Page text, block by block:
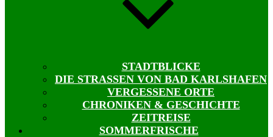
STADTBLICKE
DIE STRASSEN VON BAD KARLSHAFEN
VERGESSENE ORTE
CHRONIKEN & GESCHICHTE
ZEITREISE
SOMMERFRISCHE